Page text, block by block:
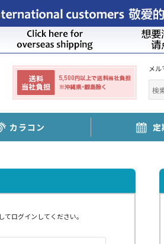
メル
カラコン 定
ログインしてください。